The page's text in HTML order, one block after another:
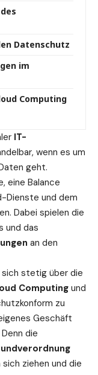
Datenschutz
im
Computing
IT-
wenn es um
geht.
eine Balance
Dienste und dem
Dabei spielen die
und das
an den
sich stetig über die
Computing und
zu
Geschäft
die
ziehen und die